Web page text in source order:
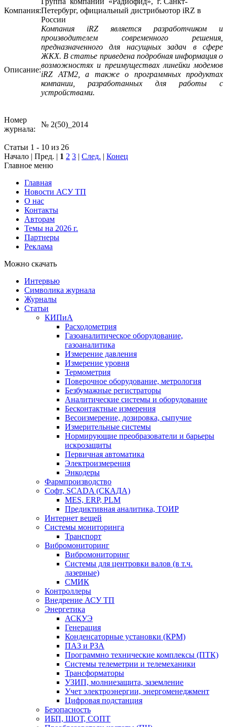
Компания:Петербург, официальный дистрибьютор iRZ в
России
Описание:
Компания iRZ является разработчиком и
производителем современного решения,
предназначенного для насущных задач в сфере
ЖКХ. В статье приведена подробная информация о
возможностях и преимуществах линейки модемов
iRZ ATM2, а также о программных продуктах
компании, разработанных для работы с
устройствами.
Номер
журнала:
№ 2(50)_2014
Статьи 1 - 10 из 26
Начало | Пред. | 1 2 3 | След. | Конец
Главное меню
Главная
Новости АСУ ТП
О нас
Контакты
Авторам
Темы на 2026 г.
Партнеры
Реклама
Можно скачать
Интервью
Символика журнала
Журналы
Статьи
КИПиА
Расходометрия
Газоаналитическое оборудование,
газоаналитика
Измерение давления
Измерение уровня
Термометрия
Поверочное оборудование, метрология
Безбумажные регистраторы
Аналитические системы и оборудование
Бесконтактные измерения
Весоизмерение, дозировка, сыпучие
Измерительные системы
Нормирующие преобразователи и барьеры
искрозащиты
Первичная автоматика
Электроизмерения
Энкодеры
Фармпроизводство
Софт, SCADA (СКАДА)
MES, ERP, PLM
Предиктивная аналитика, ТОИР
Интернет вещей
Системы мониторинга
Транспорт
Вибромониторинг
Вибромониторинг
Системы для центровки валов (в т.ч.
лазерные)
СМИК
Контроллеры
Внедрение АСУ ТП
Энергетика
АСКУЭ
Генерация
Конденсаторные установки (КРМ)
ПАЗ и РЗА
Программно технические комплексы (ПТК)
Системы телеметрии и телемеханики
Трансформаторы
УЗИП, молниезащита, заземление
Учет электроэнергии, энергоменеджмент
Цифровая подстанция
Безопасность
ИБП, ШОТ, СОПТ